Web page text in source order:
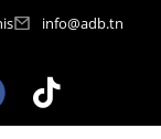
info@adb.tn